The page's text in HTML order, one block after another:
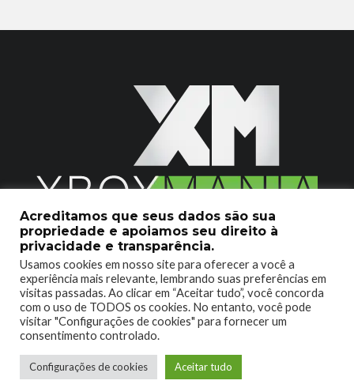
2020 © Xboxmania. Todos os Direitos Reservados.
SOBRE O XBOX MANIA CONTATO
ENCONTROU UM PROBLEMA?
Acreditamos que seus dados são sua
propriedade e apoiamos seu direito à
privacidade e transparência.
Usamos cookies em nosso site para oferecer a você a
experiência mais relevante, lembrando suas preferências em
visitas passadas. Ao clicar em “Aceitar tudo”, você concorda
com o uso de TODOS os cookies. No entanto, você pode
visitar "Configurações de cookies" para fornecer um
consentimento controlado.
Configurações de cookies Aceitar tudo